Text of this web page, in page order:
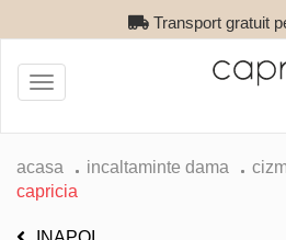
Transport gratuit
Toggle
navigation
acasa incaltaminte dama
capricia